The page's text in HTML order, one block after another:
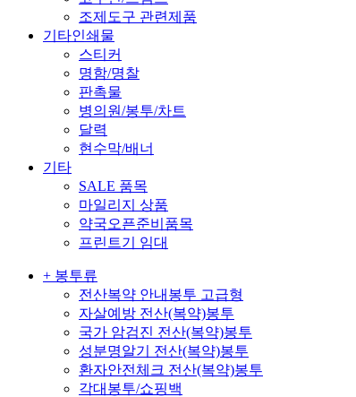
조제도구 관련제품
기타인쇄물
스티커
명함/명찰
판촉물
병의원/봉투/차트
달력
현수막/배너
기타
SALE 품목
마일리지 상품
약국오픈준비품목
프린트기 임대
+ 봉투류
전산복약 안내봉투 고급형
자살예방 전산(복약)봉투
국가 암검진 전산(복약)봉투
성분명알기 전산(복약)봉투
환자안전체크 전산(복약)봉투
각대봉투/쇼핑백